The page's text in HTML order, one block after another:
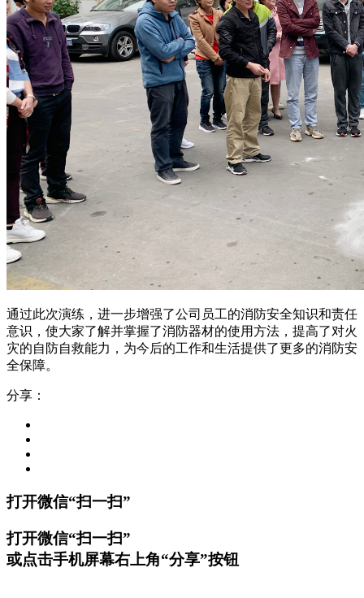
通过此次演练，进一步增强了公司员工的消防安全知识和责任
意识，使大家了解并掌握了消防器材的使用方法，提高了对火
灾的自防自救能力，为今后的工作和生活提供了更多的消防安
全保障。
分享：
打开微信“扫一扫”
打开微信“扫一扫”
或点击手机屏幕右上角“分享”按钮